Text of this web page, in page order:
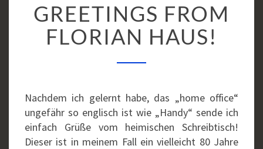
FROM
FLORIAN
HAUS!
GREETINGS FROM
FLORIAN HAUS!
Nachdem ich gelernt habe, das „home office“
ungefähr so englisch ist wie „Handy“ sende ich
einfach Grüße vom heimischen Schreibtisch!
Dieser ist in meinem Fall ein vielleicht 80 Jahre